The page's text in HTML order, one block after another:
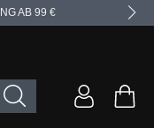
AB 99 €